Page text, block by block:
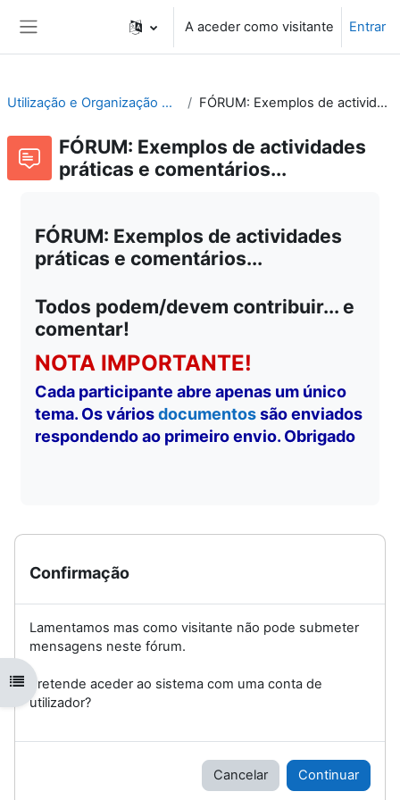
A aceder como visitante Entrar
Abrir índice da disciplina
Utilização e Organização de Laboratórios Escolares FÓRUM: Exemplos de actividades práticas e comentários...
FÓRUM: Exemplos de actividades
práticas e comentários...
FÓRUM: Exemplos de actividades
práticas e comentários...
Todos podem/devem contribuir... e
comentar!
NOTA IMPORTANTE!
Cada participante abre apenas um único
tema. Os váriosdocumentossão enviados
respondendo ao primeiro envio. Obrigado
Confirmação
Lamentamos mas como visitante não pode submeter
mensagens neste fórum.
Pretende aceder ao sistema com uma conta de
utilizador?
Cancelar Continuar